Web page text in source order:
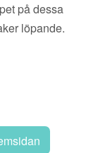
på dessa
löpande.